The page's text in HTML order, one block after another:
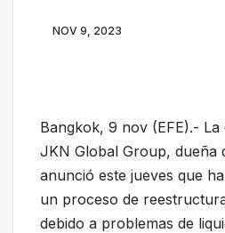
NOV 9, 2023
Bangkok, 9 nov (EFE).- La
JKN Global Group, dueña
anunció este jueves que
un proceso de
debido a problemas de